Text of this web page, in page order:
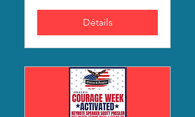
Détails